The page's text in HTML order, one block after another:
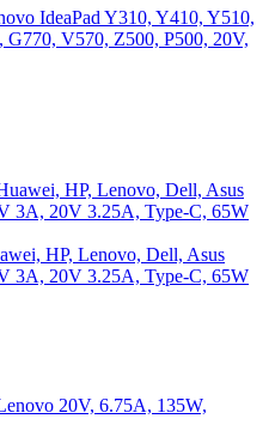
IdeaPad Y310, Y410, Y510,
V570, Z500, P500, 20V,
HP, Lenovo, Dell, Asus
3A, 20V 3.25A, Type-C, 65W